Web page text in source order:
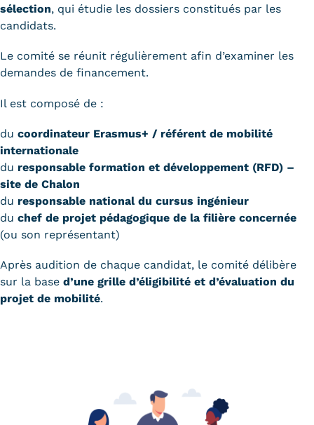
sélection, qui étudie les dossiers constitués par les
candidats.
Le comité se réunit régulièrement afin d’examiner les
demandes de financement.
Il est composé de :
du coordinateur Erasmus+ / référent de mobilité
internationale
du responsable formation et développement (RFD) –
site de Chalon
du responsable national du cursus ingénieur
du chef de projet pédagogique de la filière concernée
(ou son représentant)
Après audition de chaque candidat, le comité délibère
sur la base d’une grille d’éligibilité et d’évaluation du
projet de mobilité.